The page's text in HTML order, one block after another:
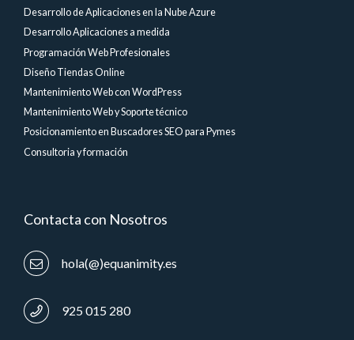
Desarrollo de Aplicaciones en la Nube Azure
Desarrollo Aplicaciones a medida
Programación Web Profesionales
Diseño Tiendas Online
Mantenimiento Web con WordPress
Mantenimiento Web y Soporte técnico
Posicionamiento en Buscadores SEO para Pymes
Consultoria y formación
Contacta con Nosotros
hola(@)equanimity.es
925 015 280